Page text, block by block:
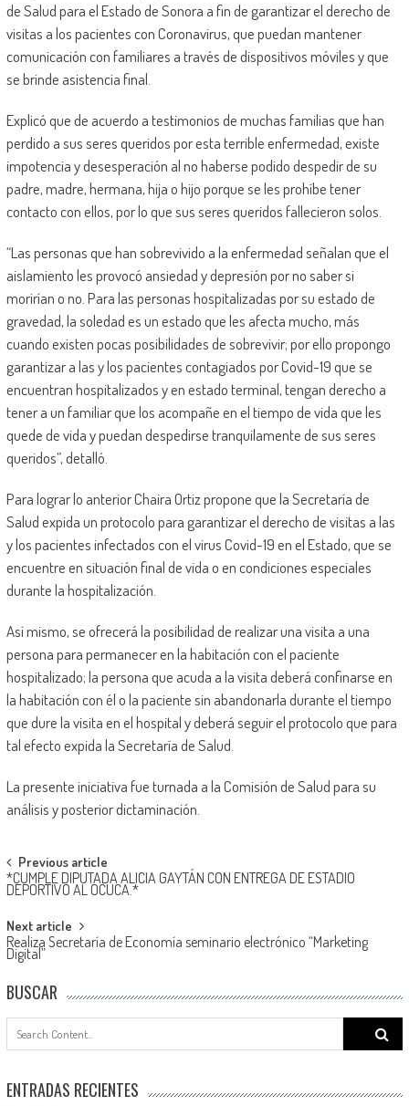
de Salud para el Estado de Sonora a fin de garantizar el derecho de
visitas a los pacientes con Coronavirus, que puedan mantener
comunicación con familiares a través de dispositivos móviles y que
se brinde asistencia final.
Explicó que de acuerdo a testimonios de muchas familias que han
perdido a sus seres queridos por esta terrible enfermedad, existe
impotencia y desesperación al no haberse podido despedir de su
padre, madre, hermana, hija o hijo porque se les prohíbe tener
contacto con ellos, por lo que sus seres queridos fallecieron solos.
“Las personas que han sobrevivido a la enfermedad señalan que el
aislamiento les provocó ansiedad y depresión por no saber si
morirían o no. Para las personas hospitalizadas por su estado de
gravedad, la soledad es un estado que les afecta mucho, más
cuando existen pocas posibilidades de sobrevivir; por ello propongo
garantizar a las y los pacientes contagiados por Covid-19 que se
encuentran hospitalizados y en estado terminal, tengan derecho a
tener a un familiar que los acompañe en el tiempo de vida que les
quede de vida y puedan despedirse tranquilamente de sus seres
queridos”, detalló.
Para lograr lo anterior Chaira Ortiz propone que la Secretaría de
Salud expida un protocolo para garantizar el derecho de visitas a las
y los pacientes infectados con el virus Covid-19 en el Estado, que se
encuentre en situación final de vida o en condiciones especiales
durante la hospitalización.
Así mismo, se ofrecerá la posibilidad de realizar una visita a una
persona para permanecer en la habitación con el paciente
hospitalizado; la persona que acuda a la visita deberá confinarse en
la habitación con él o la paciente sin abandonarla durante el tiempo
que dure la visita en el hospital y deberá seguir el protocolo que para
tal efecto expida la Secretaría de Salud.
La presente iniciativa fue turnada a la Comisión de Salud para su
análisis y posterior dictaminación.
Post
navigation
Previous article
*CUMPLE DIPUTADA ALICIA GAYTÁN CON ENTREGA DE ESTADIO
DEPORTIVO AL OCUCA.*
Next article
Realiza Secretaría de Economía seminario electrónico “Marketing
Digital”
BUSCAR
Search
for:
ENTRADAS RECIENTES